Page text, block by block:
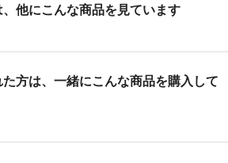
他にこんな商品を見ています
方は、一緒にこんな商品を購入して